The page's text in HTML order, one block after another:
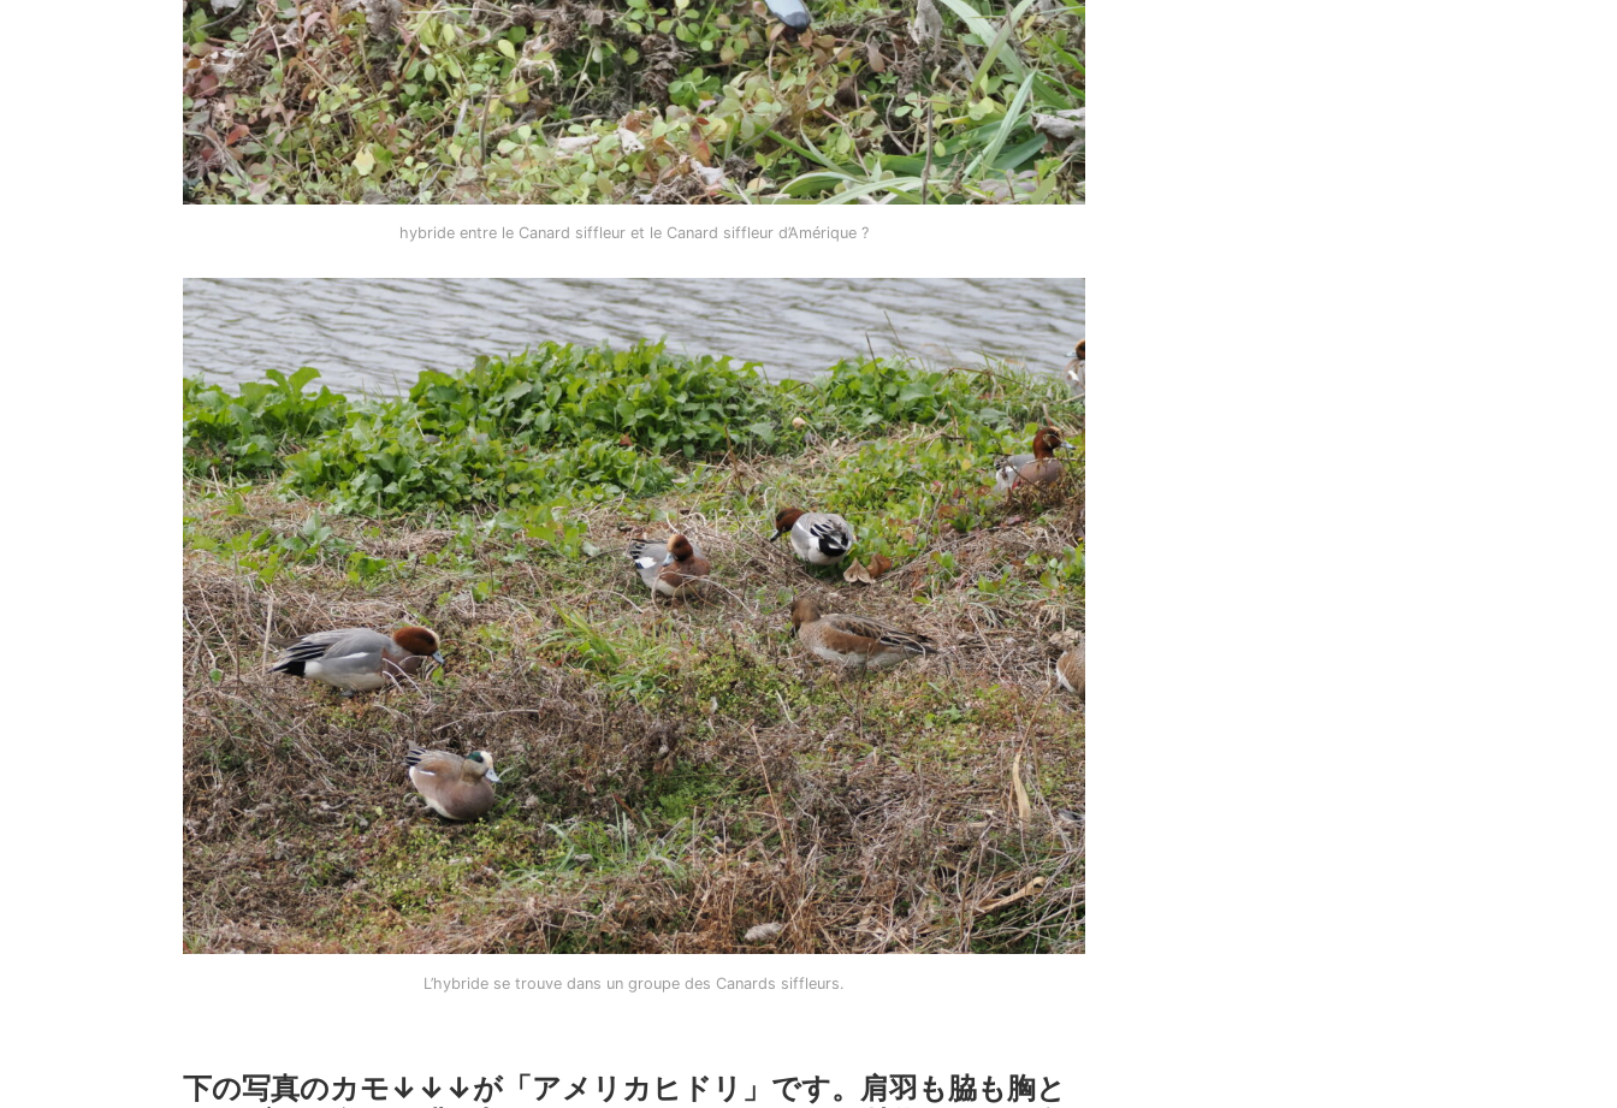
hybride entre le Canard siffleur et le Canard siffleur d’Amérique ?
L’hybride se trouve dans un groupe des Canards siffleurs.
下の写真のカモ↓↓↓が「アメリカヒドリ」です。肩羽も脇も胸と